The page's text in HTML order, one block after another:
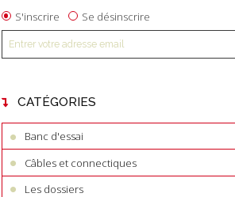
S'inscrire Se désinscrire
CATÉGORIES
Banc d'essai
Câbles et connectiques
Les dossiers